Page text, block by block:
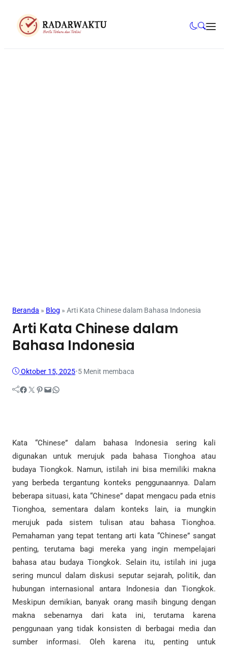
Beranda » Blog » Arti Kata Chinese dalam Bahasa Indonesia
Arti Kata Chinese dalam
Bahasa Indonesia
Oktober 15, 2025•5 Menit membaca
Facebook Twitter Pinterest Mail WhatsApp
Kata “Chinese” dalam bahasa Indonesia sering kali
digunakan untuk merujuk pada bahasa Tionghoa atau
budaya Tiongkok. Namun, istilah ini bisa memiliki makna
yang berbeda tergantung konteks penggunaannya. Dalam
beberapa situasi, kata “Chinese” dapat mengacu pada etnis
Tionghoa, sementara dalam konteks lain, ia mungkin
merujuk pada sistem tulisan atau bahasa Tionghoa.
Pemahaman yang tepat tentang arti kata “Chinese” sangat
penting, terutama bagi mereka yang ingin mempelajari
bahasa atau budaya Tiongkok. Selain itu, istilah ini juga
sering muncul dalam diskusi seputar sejarah, politik, dan
hubungan internasional antara Indonesia dan Tiongkok.
Meskipun demikian, banyak orang masih bingung dengan
makna sebenarnya dari kata ini, terutama karena
penggunaan yang tidak konsisten di berbagai media dan
sumber informasi. Oleh karena itu, penting untuk